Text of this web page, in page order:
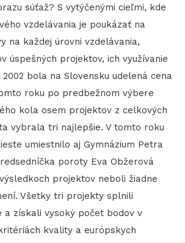
súťaž? S vytýčenými cieľmi, kde
vzdelávania je poukázať na
na každej úrovni vzdelávania,
úspešných projektov, ich využívanie
bola na Slovensku udelená cena
roku po predbežnom výbere
kola osem projektov z celkových
vybrala tri najlepšie. V tomto roku
umiestnilo aj Gymnázium Petra
poroty Eva Obžerová
projektov neboli žiadne
Všetky tri projekty splnili
a získali vysoký počet bodov v
kvality a európskych